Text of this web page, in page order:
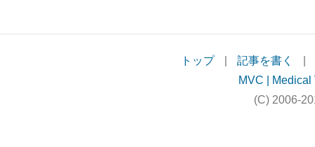
トップ 記事を書く
MVC |
(C) 2006-